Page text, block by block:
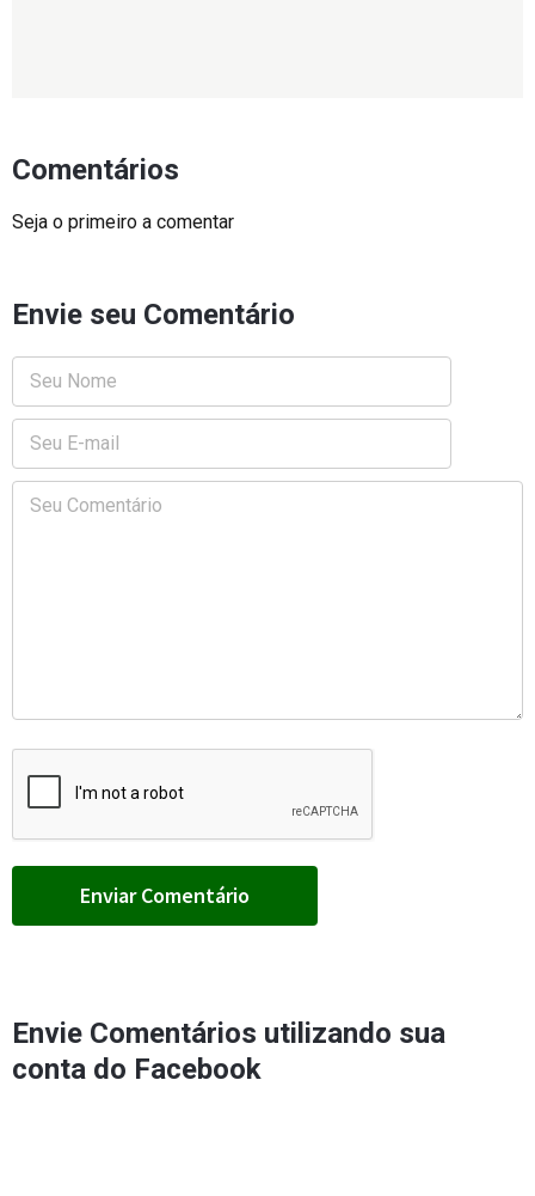
Comentários
Seja o primeiro a comentar
Envie seu Comentário
Envie Comentários utilizando sua
conta do Facebook